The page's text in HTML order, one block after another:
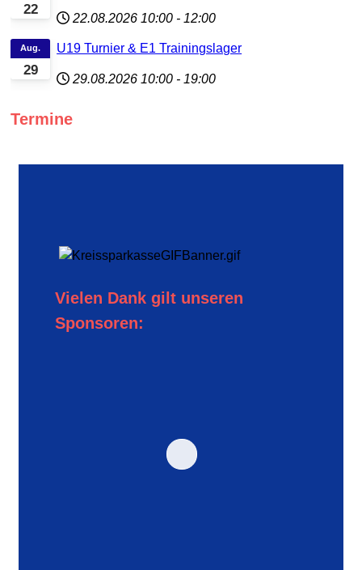
22
22.08.2026 10:00 - 12:00
29
Aug. U19 Turnier & E1 Trainingslager
29.08.2026 10:00 - 19:00
Termine
Vielen Dank gilt unseren
Sponsoren: